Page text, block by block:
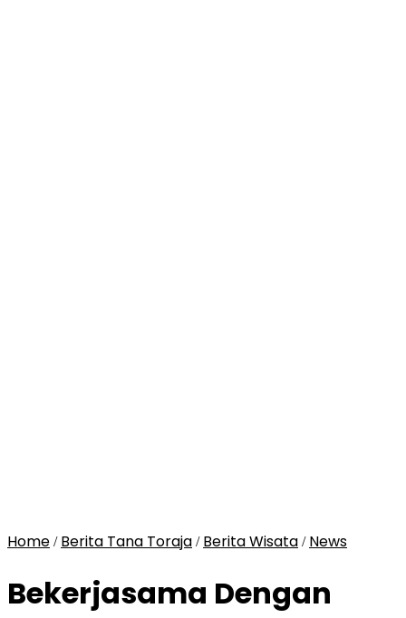
Home / Berita Tana Toraja / Berita Wisata / News
Bekerjasama Dengan